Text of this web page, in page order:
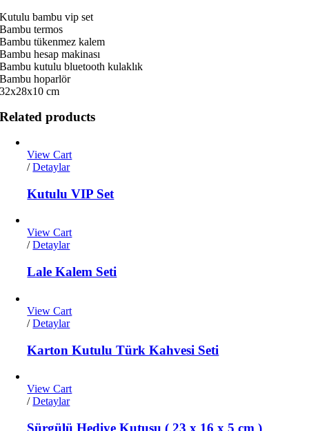
Kutulu bambu vip set
Bambu termos
Bambu tükenmez kalem
Bambu hesap makinası
Bambu kutulu bluetooth kulaklık
Bambu hoparlör
32x28x10 cm
Related products
View Cart
/ Detaylar
Kutulu VIP Set
View Cart
/ Detaylar
Lale Kalem Seti
View Cart
/ Detaylar
Karton Kutulu Türk Kahvesi Seti
View Cart
/ Detaylar
Sürgülü Hediye Kutusu ( 23 x 16 x 5 cm )